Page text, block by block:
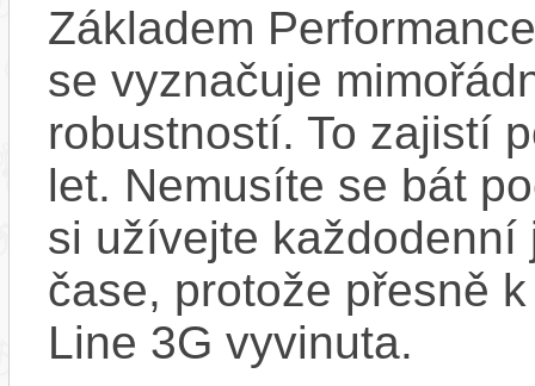
Základem
se vyznačuje
robustností. To zajistí
let. Nemusíte se bát
si užívejte
čase, protože přesně
Line 3G vyvinuta.